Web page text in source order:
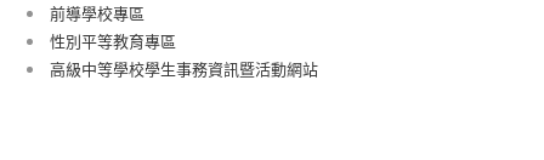
前導學校專區
性別平等教育專區
高級中等學校學生事務資訊暨活動網站